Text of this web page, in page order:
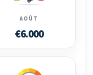
AOÛT
€6.000